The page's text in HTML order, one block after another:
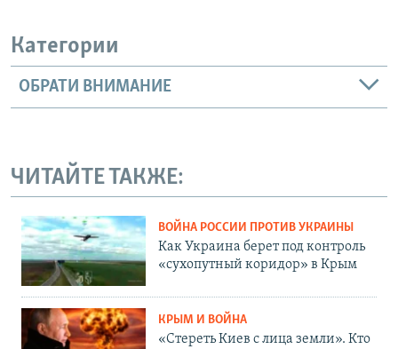
Категории
ОБРАТИ ВНИМАНИЕ
ЧИТАЙТЕ ТАКЖЕ:
ВОЙНА РОССИИ ПРОТИВ УКРАИНЫ
Как Украина берет под контроль
«сухопутный коридор» в Крым
КРЫМ И ВОЙНА
«Стереть Киев с лица земли». Кто